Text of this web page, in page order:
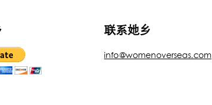
联系她乡
info@womenoverseas.com